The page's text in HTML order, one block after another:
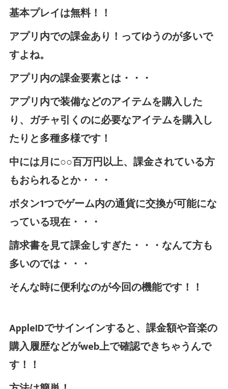
基本プレイは無料！！
アプリ内での課金あり！ってゆうのが多いで
すよね。
アプリ内の課金要素とは・・・
アプリ内で装備などのアイテムを購入した
り、ガチャ引くのに必要なアイテムを購入し
たりと多種多様です！
中には月に○○百万円以上、課金されている方
もおられるとか・・・
ボタン1つでゲーム内の通貨に交換が可能にな
っている現在・・・
請求書を見て課金しすぎた・・・なんて方も
多いのでは・・・
そんな時に便利なのが今回の機能です！！
AppleIDでサインインすると、課金額や音楽の
購入履歴などがweb上で確認できちゃうんで
す！！